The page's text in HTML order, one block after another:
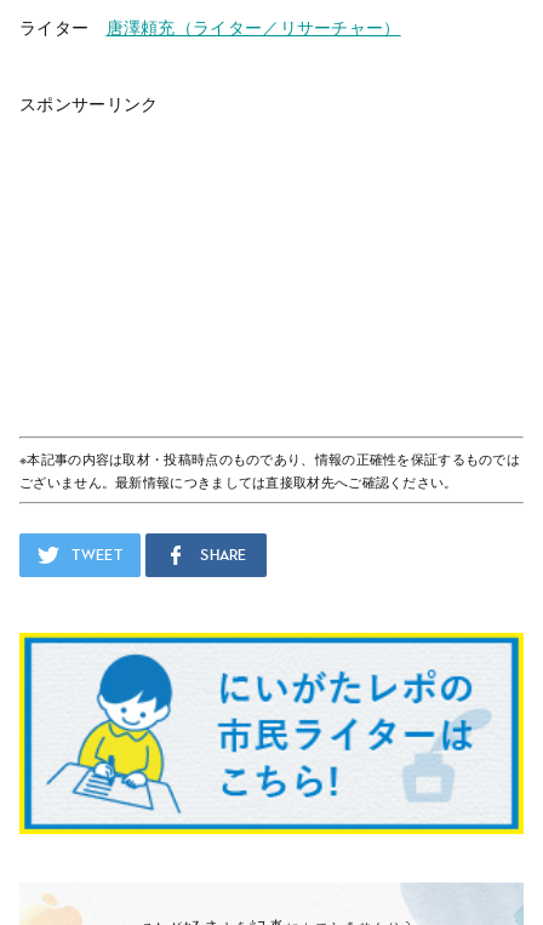
ライター 唐澤頼充（ライター／リサーチャー）
スポンサーリンク
※本記事の内容は取材・投稿時点のものであり、情報の正確性を保証するものでは
ございません。最新情報につきましては直接取材先へご確認ください。
Tweet Share